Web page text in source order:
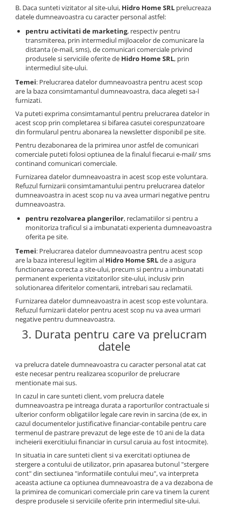
B. Daca sunteti vizitator al site-ului, Hidro Home SRL prelucreaza
datele dumneavoastra cu caracter personal astfel:
pentru activitati de marketing, respectiv pentru
transmiterea, prin intermediul mijloacelor de comunicare la
distanta (e-mail, sms), de comunicari comerciale privind
produsele si serviciile oferite de Hidro Home SRL, prin
intermediul site-ului.
Temei: Prelucrarea datelor dumneavoastra pentru acest scop
are la baza consimtamantul dumneavoastra, daca alegeti sa-l
furnizati.
Va puteti exprima consimtamantul pentru prelucrarea datelor in
acest scop prin completarea si bifarea casutei corespunzatoare
din formularul pentru abonarea la newsletter disponibil pe site.
Pentru dezabonarea de la primirea unor astfel de comunicari
comerciale puteti folosi optiunea de la finalul fiecarui e-mail/ sms
continand comunicari comerciale.
Furnizarea datelor dumneavoastra in acest scop este voluntara.
Refuzul furnizarii consimtamantului pentru prelucrarea datelor
dumneavoastra in acest scop nu va avea urmari negative pentru
dumneavoastra.
pentru rezolvarea plangerilor, reclamatiilor si pentru a
monitoriza traficul si a imbunatati experienta dumneavoastra
oferita pe site.
Temei: Prelucrarea datelor dumneavoastra pentru acest scop
are la baza interesul legitim al Hidro Home SRLde a asigura
functionarea corecta a site-ului, precum si pentru a imbunatati
permanent experienta vizitatorilor site-ului, inclusiv prin
solutionarea diferitelor comentarii, intrebari sau reclamatii.
Furnizarea datelor dumneavoastra in acest scop este voluntara.
Refuzul furnizarii datelor pentru acest scop nu va avea urmari
negative pentru dumneavoastra.
3. Durata pentru care va prelucram
datele
va prelucra datele dumneavoastra cu caracter personal atat cat
este necesar pentru realizarea scopurilor de prelucrare
mentionate mai sus.
In cazul in care sunteti client, vom prelucra datele
dumneavoastra pe intreaga durata a raporturilor contractuale si
ulterior conform obligatiilor legale care revin in sarcina (de ex, in
cazul documentelor justificative financiar-contabile pentru care
termenul de pastrare prevazut de lege este de 10 ani de la data
incheierii exercitiului financiar in cursul caruia au fost intocmite).
In situatia in care sunteti client si va exercitati optiunea de
stergere a contului de utilizator, prin apasarea butonul "stergere
cont" din sectiunea "informatiile contului meu", va interpreta
aceasta actiune ca optiunea dumneavoastra de a va dezabona de
la primirea de comunicari comerciale prin care va tinem la curent
despre produsele si serviciile oferite prin intermediul site-ului.